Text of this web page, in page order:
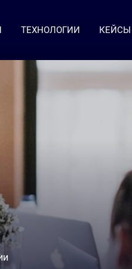
ТЕХНОЛОГИИ КЕЙСЫ